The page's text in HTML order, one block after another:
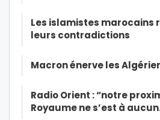
Les islamistes marocains
leurs contradictions
Macron énerve les
Radio Orient : “notre
Royaume ne s’est à